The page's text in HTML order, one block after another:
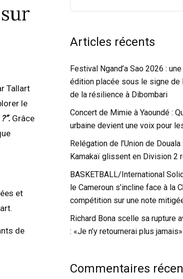
Tallart
le
Grâce
et
de
Articles récents
Festival Ngand’a Sao 2026 :
édition placée sous le signe de
de la résilience à Dibombari
Concert de Mimie à Yaoundé :
urbaine devient une voix pour
Relégation de l’Union de
Kamakaï glissent en Division 2
BASKETBALL/International
le Cameroun s’incline face à la
compétition sur une note
Richard Bona scelle sa rupture
: «Je n’y retournerai plus jamais»
Commentaires